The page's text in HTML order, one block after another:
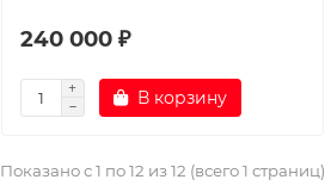
240 000 ₽
В корзину
Показано с 1 по 12 из 12 (всего 1 страниц)